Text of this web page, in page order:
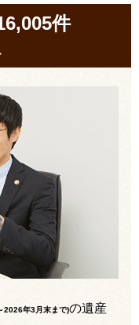
件
2026年3月末まで)の遺産